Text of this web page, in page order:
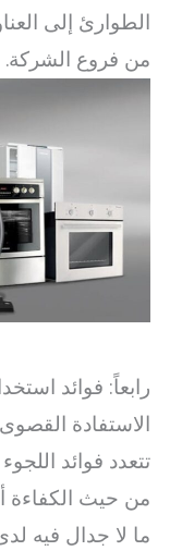
الطوارئ إلى
من فروع الشركة.
رابعاً: فوائد
الاستفادة
تتعدد فوائد
من حيث الكفاءة
ما لا جدال فيه